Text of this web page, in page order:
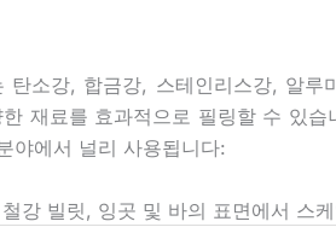
탄소강, 합금강, 스테인리스강, 알루
재료를 효과적으로 필링할 수 있습
야에서 널리 사용됩니다:
강 빌릿, 잉곳 및 바의 표면에서 스